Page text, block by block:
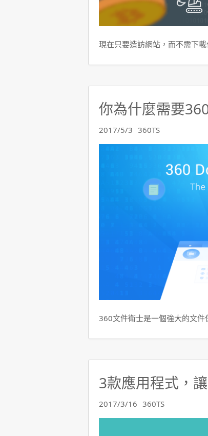
現在只要造訪網站，而不需下
你為什麼需要
2017/5/3 360TS
360文件衛士是一個強大的文
3款應用程式，
2017/3/16 360TS